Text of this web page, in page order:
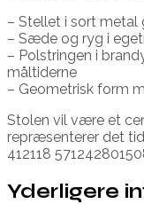
– Stellet i sort metal
– Sæde og ryg i
– Polstringen i
måltiderne
– Geometrisk form
Stolen vil være et
repræsenterer det
412118
Yderligere